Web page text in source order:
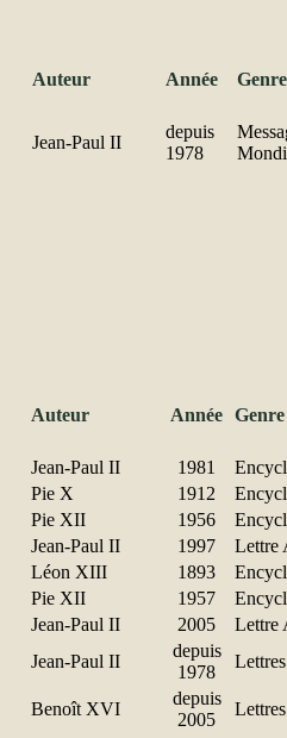
Auteur Année Genre
Jean-Paul II
depuis
1978
Auteur Année Genre
Jean-Paul II 1981
Pie X 1912
Pie XII 1956
Jean-Paul II 1997
Lettre
Léon XIII 1893
Pie XII 1957
Jean-Paul II 2005 Lettre
Jean-Paul II
depuis
1978
Lettres
Benoît XVI
depuis
2005
Lettres